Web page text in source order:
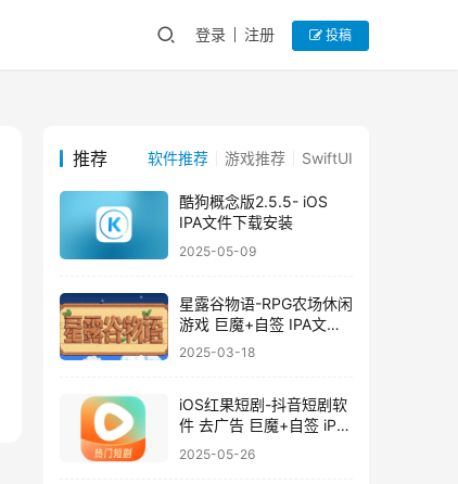
登录 注册 投稿
推荐 软件推荐 游戏推荐 SwiftUI
酷狗概念版2.5.5- iOS
IPA文件下载安装
2025-05-09
星露谷物语-RPG农场休闲
游戏 巨魔+自签 IPA文件
安装下载
2025-03-18
iOS红果短剧-抖音短剧软
件 去广告 巨魔+自签 iPA
文件安装下载
2025-05-26